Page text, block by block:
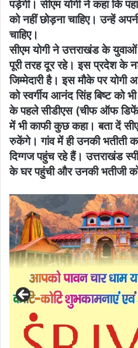
पड़ेगी। सीएम योगी ने कहा कि
को नहीं छोड़ना चाहिए। उन्हें
चाहिए।
सीएम योगी ने उत्तराखंड के
पूरी तरह दूर रहे। इस प्रदेश के
जिम्मेदारी है। इस मौके पर योगी
को स्वर्गीय आनंद सिंह बिष्ट को
के पहले सीडीएस (चीफ ऑफ
में भी काफी कुछ कहा। बता दें
रुकेंगे। गांव में ही उनकी भतीती
दिग्गज पहुंच रहे हैं। उत्तराखंड
के घर पहुंची और उनकी भतीजी को